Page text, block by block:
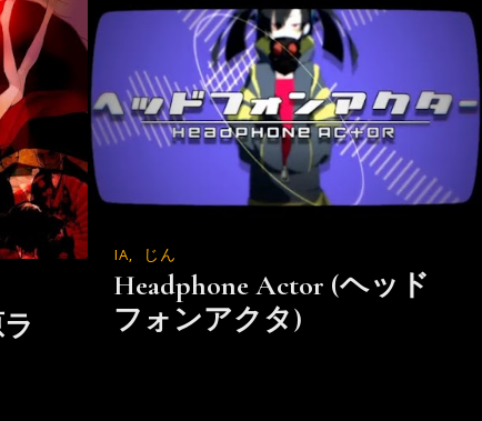
IA, じん
Headphone Actor (ヘッド
フォンアクタ)